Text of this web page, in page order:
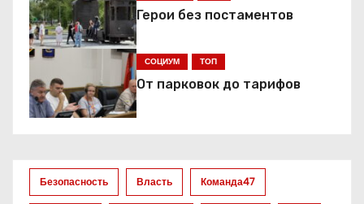
и
я
п
о
а
Герои без постаментов
СОЦИУМ ТОП
От парковок до тарифов
Безопасность Власть Команда47